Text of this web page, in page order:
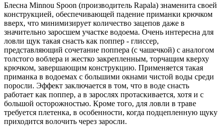
Блесна Minnou Spoon (производитель Rapala) знаменита своей
конструкцией, обеспечивающей падение приманки крючком
вверх, что минимизирует количество зацепов даже в
значительно заросшем участке водоема. Очень интересна для
ловли щук такая снасть как поппер - глиссер,
представляющий сочетание поппера (с чашечкой) с аналогом
толстого воблера и жестко закрепленным, торчащим кверху
крючком, завершающим конструкцию. Применяется такая
приманка в водоемах с большими окнами чистой воды среди
поросли. Эффект заключается в том, что в воде снасть
работает как поппер, а в зарослях протаскивается, хотя и с
большой осторожностью. Кроме того, для ловли в траве
требуется плетенка, в особенности, когда подцепленную щуку
приходится волочить через заросли.